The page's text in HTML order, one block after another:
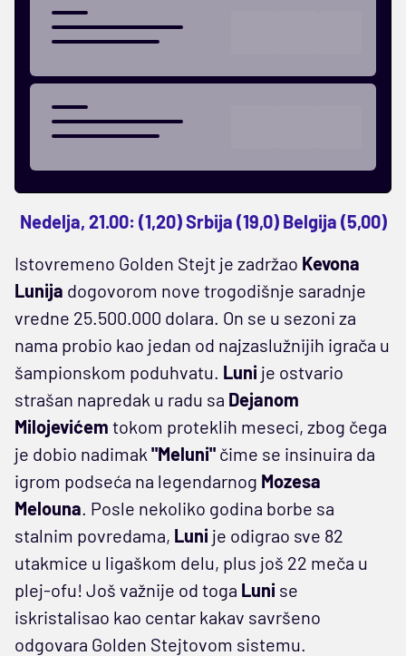
Nedelja, 21.00: (1,20) Srbija (19,0) Belgija (5,00)
Istovremeno Golden Stejt je zadržao Kevona
Lunija dogovorom nove trogodišnje saradnje
vredne 25.500.000 dolara. On se u sezoni za
nama probio kao jedan od najzaslužnijih igrača u
šampionskom poduhvatu. Luni je ostvario
strašan napredak u radu sa Dejanom
Milojevićem tokom proteklih meseci, zbog čega
je dobio nadimak "Meluni" čime se insinuira da
igrom podseća na legendarnog Mozesa
Melouna. Posle nekoliko godina borbe sa
stalnim povredama, Luni je odigrao sve 82
utakmice u ligaškom delu, plus još 22 meča u
plej-ofu! Još važnije od toga Luni se
iskristalisao kao centar kakav savršeno
odgovara Golden Stejtovom sistemu.